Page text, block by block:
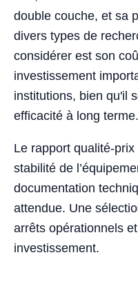
double couche, et sa
divers types de
considérer est son
investissement
institutions, bien qu'il
efficacité à long terme.
Le rapport qualité-
stabilité de
documentation
attendue. Une
arrêts opérationnels
investissement.